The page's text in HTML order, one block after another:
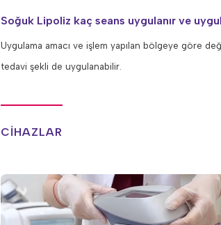
Soğuk Lipoliz kaç seans uygulanır ve
Uygulama amacı ve işlem yapılan bölgeye göre
tedavi şekli de uygulanabilir.
CİHAZLAR